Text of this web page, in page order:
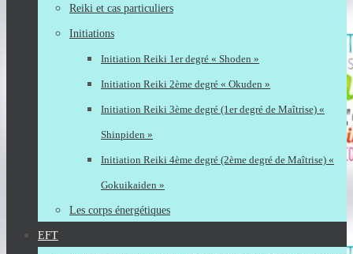
Reiki et cas particuliers
Initiations
Initiation Reiki 1er degré « Shoden »
Initiation Reiki 2ème degré « Okuden »
Initiation Reiki 3ème degré (1er degré de Maîtrise) «
Shinpiden »
Initiation Reiki 4ème degré (2ème degré de Maîtrise) «
Gokuikaiden »
Les corps énergétiques
EFT